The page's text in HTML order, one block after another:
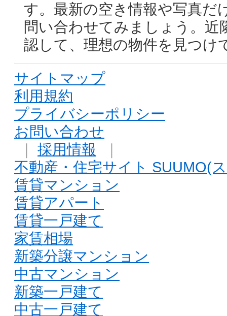
す。最新の空き情報や写真だ
問い合わせてみましょう。
認して、理想の物件を見つけ
サイトマップ
利用規約
プライバシーポリシー
お問い合わせ
｜ 採用情報 ｜
不動産・住宅サイト SUUMO(
賃貸マンション
賃貸アパート
賃貸一戸建て
家賃相場
新築分譲マンション
中古マンション
新築一戸建て
中古一戸建て